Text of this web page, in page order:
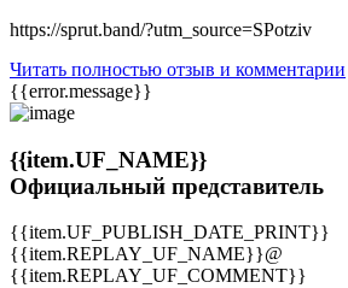
https://sprut.band/?utm_source=SPotziv
Читать полностью отзыв и комментарии
{{error.message}}
{{item.UF_NAME}}
Официальный представитель
{{item.UF_PUBLISH_DATE_PRINT}}
{{item.REPLAY_UF_NAME}}@
{{item.REPLAY_UF_COMMENT}}